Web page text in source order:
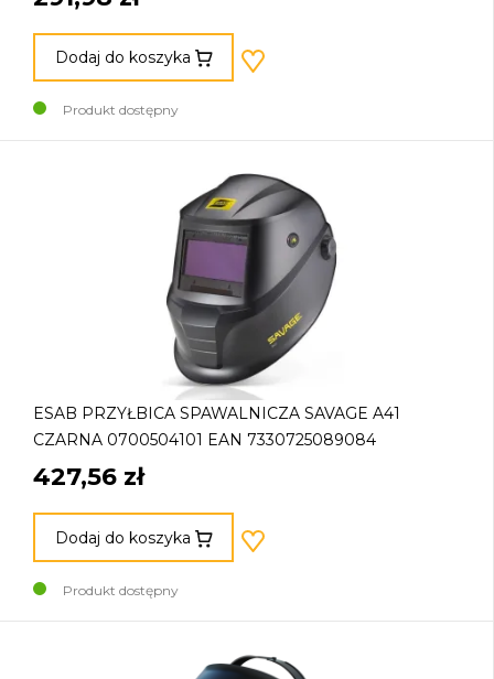
Dodaj do koszyka
Produkt dostępny
ESAB PRZYŁBICA SPAWALNICZA SAVAGE A41
CZARNA 0700504101 EAN 7330725089084
427,56 zł
Dodaj do koszyka
Produkt dostępny